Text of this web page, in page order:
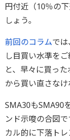
円付近（10％の
しょう。
前回のコラムで
し目買い水準を
と、早々に買っ
から買い直さなけ
SMA30もSMA90
ンド示唆の合図
カル的に下落ト